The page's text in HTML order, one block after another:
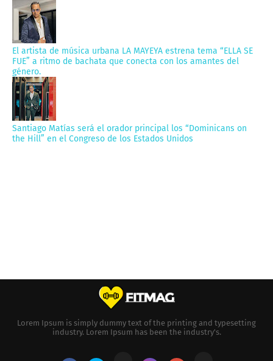
El artista de música urbana LA MAYEYA estrena tema “ELLA SE
FUE” a ritmo de bachata que conecta con los amantes del
género.
Santiago Matías será el orador principal los “Dominicans on
the Hill” en el Congreso de los Estados Unidos
Lorem Ipsum is simply dummy text of the printing and typesetting
industry. Lorem Ipsum has been the industry's.